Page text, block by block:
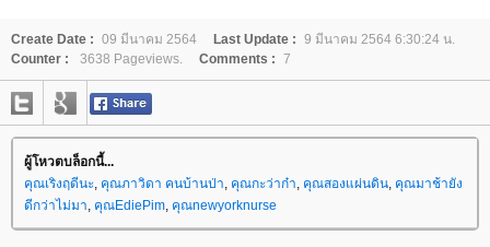
Create Date : 09 มีนาคม 2564 Last Update : 9 มีนาคม 2564 6:30:24 น.
Counter :
3638 Pageviews. Comments : 7
ผู้โหวตบล็อกนี้...
คุณเริงฤดีนะ, คุณภาวิดา คนบ้านป่า, คุณกะว่าก๋า, คุณสองแผ่นดิน, คุณมาช้ายัง
ดีกว่าไม่มา, คุณEdiePim, คุณnewyorknurse